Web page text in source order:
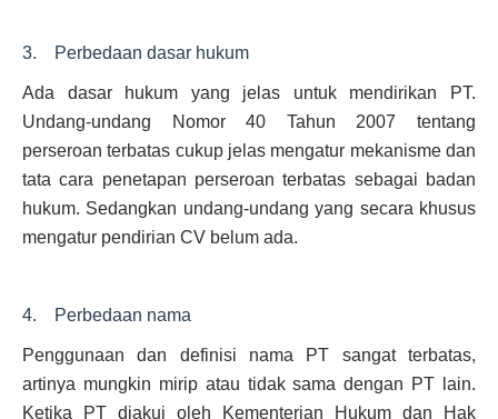
3. Perbedaan dasar hukum
Ada dasar hukum yang jelas untuk mendirikan PT.
Undang-undang Nomor 40 Tahun 2007 tentang
perseroan terbatas cukup jelas mengatur mekanisme dan
tata cara penetapan perseroan terbatas sebagai badan
hukum. Sedangkan undang-undang yang secara khusus
mengatur pendirian CV belum ada.
4. Perbedaan nama
Penggunaan dan definisi nama PT sangat terbatas,
artinya mungkin mirip atau tidak sama dengan PT lain.
Ketika PT diakui oleh Kementerian Hukum dan Hak